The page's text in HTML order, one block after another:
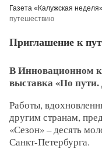
Газета «Калужская
путешествию
Приглашение к
В Инновационном
выставка «По
Работы,
другим странам,
«Сезон» – десять
Санкт-Петербурга.